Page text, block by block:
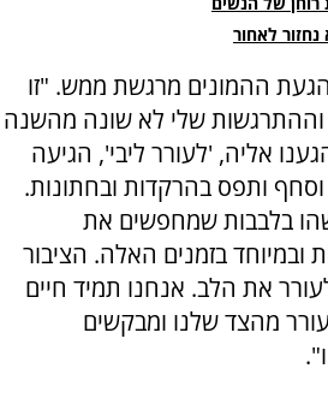
לאחור
ההמונים מרגשת ממש. "זו
הכנס וההתרגשות שלי לא שונה מהשנה
אליה, 'לעורר ליבי', הגיעה
וסחף ותפס בהרקדות ובחתונות.
בלבבות שמחפשים את
בזמנים האלה. הציבור
את הלב. אנחנו תמיד חיים
מהצד שלנו ומבקשים